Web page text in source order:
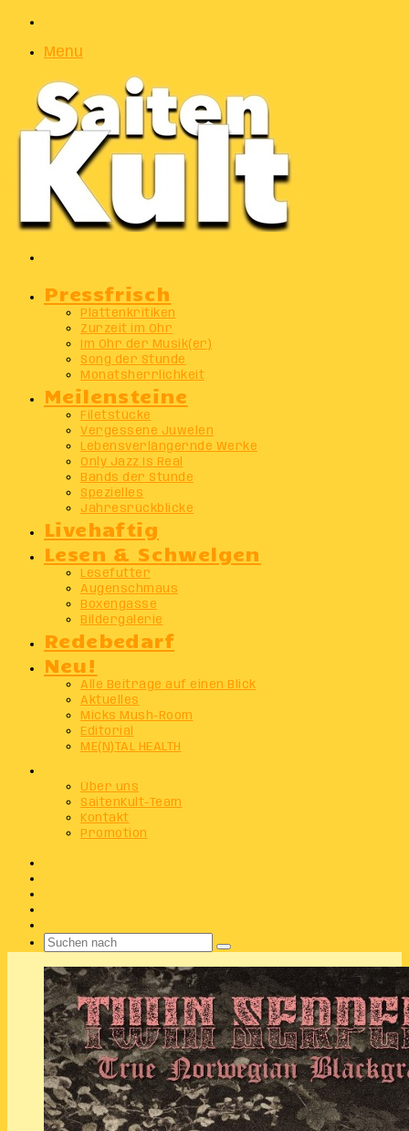
Menu
Pressfrisch
Plattenkritiken
Zurzeit im Ohr
Im Ohr der Musik(er)
Song der Stunde
Monatsherrlichkeit
Meilensteine
Filetstücke
Vergessene Juwelen
Lebensverlängernde Werke
Only Jazz Is Real
Bands der Stunde
Spezielles
Jahresrückblicke
Livehaftig
Lesen & Schwelgen
Lesefutter
Augenschmaus
Boxengasse
Bildergalerie
Redebedarf
Neu!
Alle Beiträge auf einen Blick
Aktuelles
Micks Mush-Room
Editorial
ME(N)TAL HEALTH
Über uns
SaitenKult-Team
Kontakt
Promotion
Suchen
nach